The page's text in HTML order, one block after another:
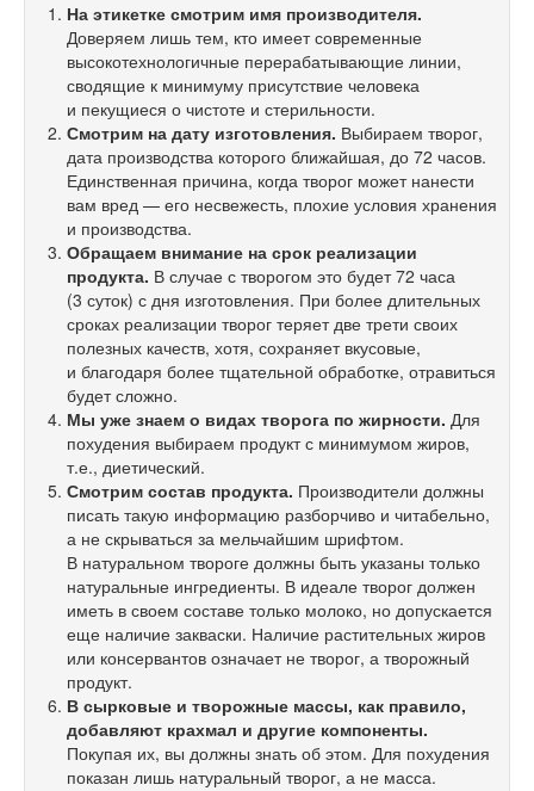
На этикетке смотрим имя производителя.
Доверяем лишь тем, кто имеет современные
высокотехнологичные перерабатывающие линии,
сводящие к минимуму присутствие человека
и пекущиеся о чистоте и стерильности.
Смотрим на дату изготовления. Выбираем творог,
дата производства которого ближайшая, до 72 часов.
Единственная причина, когда творог может нанести
вам вред — его несвежесть, плохие условия хранения
и производства.
Обращаем внимание на срок реализации
продукта. В случае с творогом это будет 72 часа
(3 суток) с дня изготовления. При более длительных
сроках реализации творог теряет две трети своих
полезных качеств, хотя, сохраняет вкусовые,
и благодаря более тщательной обработке, отравиться
будет сложно.
Мы уже знаем о видах творога по жирности. Для
похудения выбираем продукт с минимумом жиров,
т.е., диетический.
Смотрим состав продукта. Производители должны
писать такую информацию разборчиво и читабельно,
а не скрываться за мельчайшим шрифтом.
В натуральном твороге должны быть указаны только
натуральные ингредиенты. В идеале творог должен
иметь в своем составе только молоко, но допускается
еще наличие закваски. Наличие растительных жиров
или консервантов означает не творог, а творожный
продукт.
В сырковые и творожные массы, как правило,
добавляют крахмал и другие компоненты.
Покупая их, вы должны знать об этом. Для похудения
показан лишь натуральный творог, а не масса.